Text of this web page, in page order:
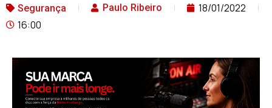
Segurança Paulo Ribeiro
18/01/2022
16:00